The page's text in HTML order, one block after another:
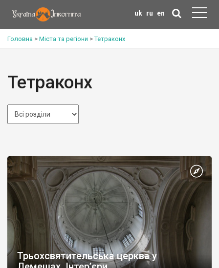
uk ru en
Головна > Міста та регіони >Тетраконх
Тетраконх
Трьохсвятительська церква у